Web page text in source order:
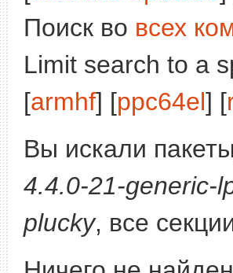
Поиск во всех
Limit search to a
[armhf] [ppc64el] [
Вы искали
4.4.0-21-generic-
plucky, все